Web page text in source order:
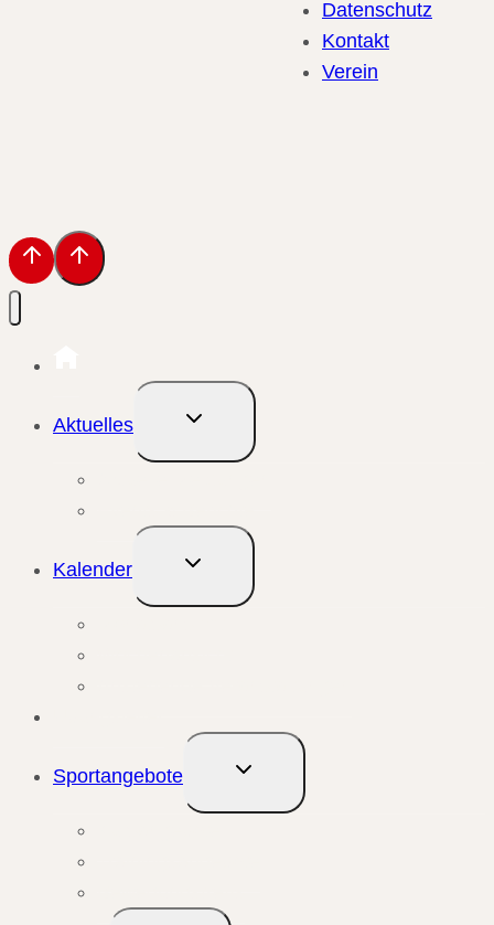
Datenschutz
Kontakt
Verein
Aktuelles
Untermenü
umschalten
Kalender
Untermenü
umschalten
Sportangebote
Untermenü
umschalten